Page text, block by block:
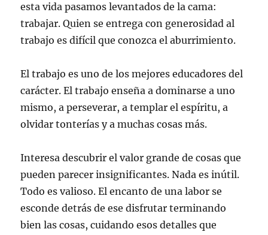
esta vida pasamos levantados de la cama:
trabajar. Quien se entrega con generosidad al
trabajo es difícil que conozca el aburrimiento.
El trabajo es uno de los mejores educadores del
carácter. El trabajo enseña a dominarse a uno
mismo, a perseverar, a templar el espíritu, a
olvidar tonterías y a muchas cosas más.
Interesa descubrir el valor grande de cosas que
pueden parecer insignificantes. Nada es inútil.
Todo es valioso. El encanto de una labor se
esconde detrás de ese disfrutar terminando
bien las cosas, cuidando esos detalles que